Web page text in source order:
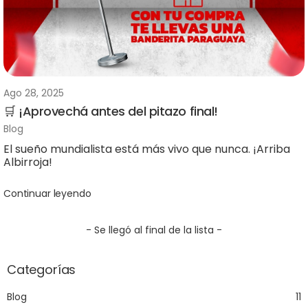
Ago 28, 2025
🛒 ¡Aprovechá antes del pitazo final!
Blog
El sueño mundialista está más vivo que nunca. ¡Arriba
Albirroja!
Continuar leyendo
- Se llegó al final de la lista -
Categorías
Blog
11